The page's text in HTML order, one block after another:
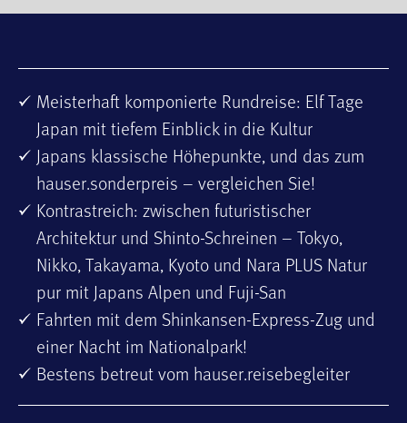
Meisterhaft komponierte Rundreise: Elf Tage
Japan mit tiefem Einblick in die Kultur
Japans klassische Höhepunkte, und das zum
hauser.sonderpreis – vergleichen Sie!
Kontrastreich: zwischen futuristischer
Architektur und Shinto-Schreinen – Tokyo,
Nikko, Takayama, Kyoto und Nara PLUS Natur
pur mit Japans Alpen und Fuji-San
Fahrten mit dem Shinkansen­-Express-Zug und
einer Nacht im Nationalpark!
Bestens betreut vom hauser.reisebegleiter